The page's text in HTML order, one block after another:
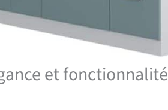
et fonctionnalité